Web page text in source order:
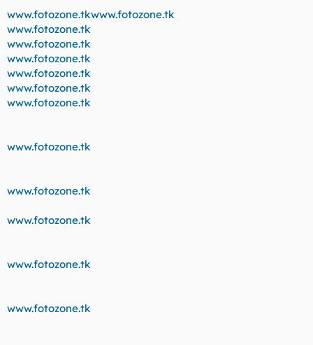
www.fotozone.tkwww.fotozone.tk
www.fotozone.tk
www.fotozone.tk
www.fotozone.tk
www.fotozone.tk
www.fotozone.tk
www.fotozone.tk
www.fotozone.tk
www.fotozone.tk
www.fotozone.tk
www.fotozone.tk
www.fotozone.tk